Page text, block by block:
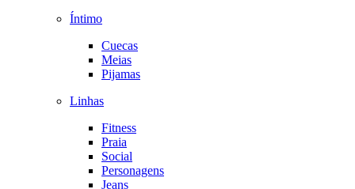
Íntimo
Cuecas
Meias
Pijamas
Linhas
Fitness
Praia
Social
Personagens
Jeans